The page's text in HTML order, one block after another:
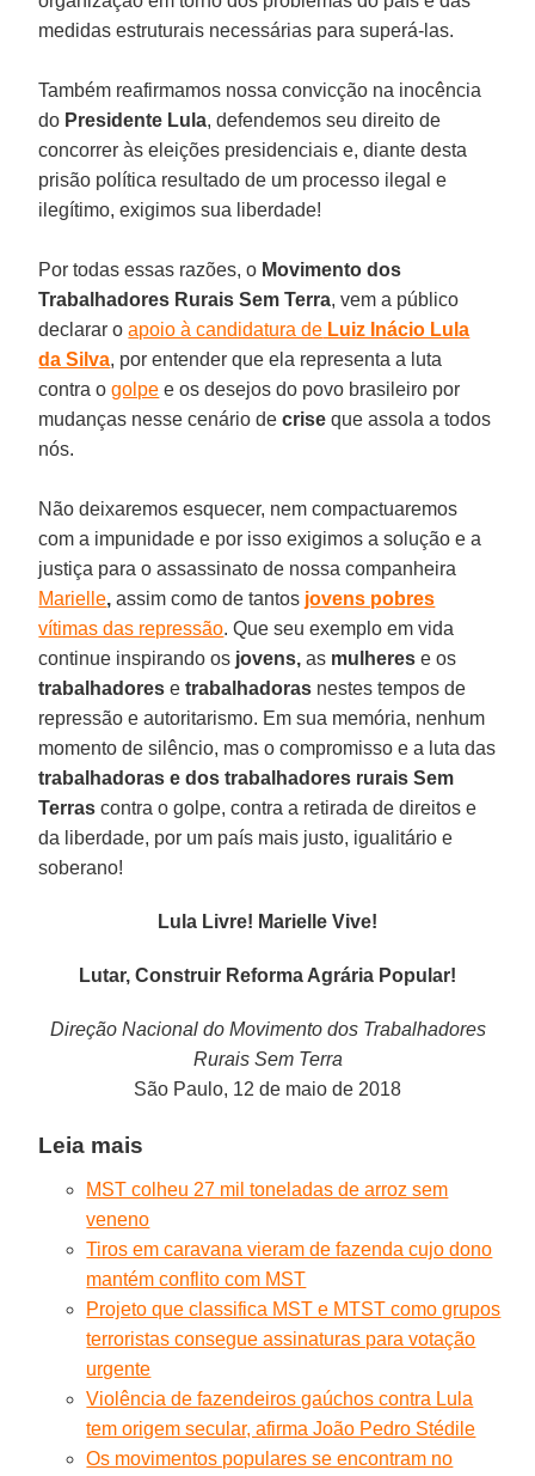
medidas estruturais necessárias para superá-las.
Também reafirmamos nossa convicção na inocência
do Presidente Lula, defendemos seu direito de
concorrer às eleições presidenciais e, diante desta
prisão política resultado de um processo ilegal e
ilegítimo, exigimos sua liberdade!
Por todas essas razões, o Movimento dos
Trabalhadores Rurais Sem Terra, vem a público
declarar oapoio à candidatura de Luiz Inácio Lula
da Silva, por entender que ela representa a luta
contra ogolpe e os desejos do povo brasileiro por
mudanças nesse cenário decrise que assola a todos
nós.
Não deixaremos esquecer, nem compactuaremos
com a impunidade e por isso exigimos a solução e a
justiça para o assassinato de nossa companheira
Marielle, assim como de tantos jovens pobres
vítimas das repressão. Que seu exemplo em vida
continue inspirando os jovens, as mulheres e os
trabalhadores etrabalhadoras nestes tempos de
repressão e autoritarismo. Em sua memória, nenhum
momento de silêncio, mas o compromisso e a luta das
trabalhadoras e dos trabalhadores rurais Sem
Terras contra o golpe, contra a retirada de direitos e
da liberdade, por um país mais justo, igualitário e
soberano!
Lula Livre! Marielle Vive!
Lutar, Construir Reforma Agrária Popular!
Direção Nacional do Movimento dos Trabalhadores
Rurais Sem Terra
São Paulo, 12 de maio de 2018
Leia mais
MST colheu 27 mil toneladas de arroz sem
veneno
Tiros em caravana vieram de fazenda cujo dono
mantém conflito com MST
Projeto que classifica MST e MTST como grupos
terroristas consegue assinaturas para votação
urgente
Violência de fazendeiros gaúchos contra Lula
tem origem secular, afirma João Pedro Stédile
Os movimentos populares se encontram no